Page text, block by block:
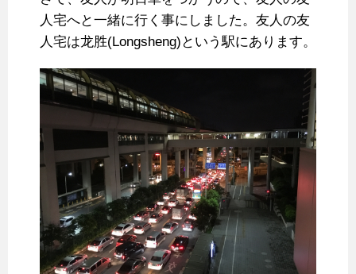
人宅へと一緒に行く事にしました。友人の友
人宅は龙胜(Longsheng)という駅にあります。